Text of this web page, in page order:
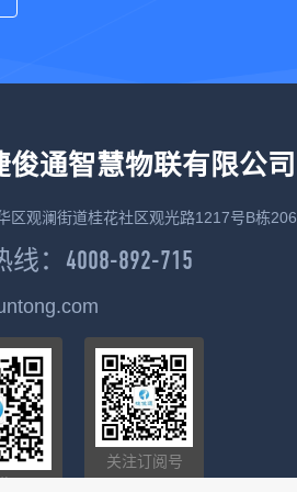
俊通智慧物联有限公司
区观澜街道桂花社区观光路1217号B栋206
：4008-892-715
关注订阅号